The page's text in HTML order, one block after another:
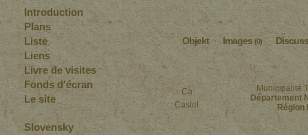
Objekt Images (0)
Castel
Municipalité
Département
Région
Introduction
Plans
Liste
Liens
Livre de visites
Fonds d'écran
Le site
Slovensky